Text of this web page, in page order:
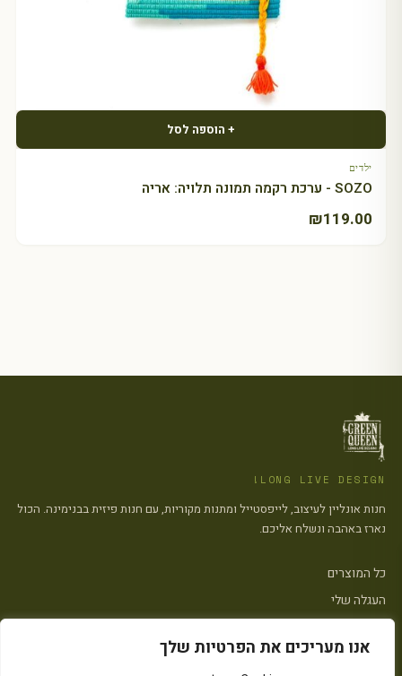
אנו מעריכים את הפרטיות שלך
+ הוספה לסל
ילדים
SOZO - ערכת רקמה תמונה תלויה: אריה
₪119.00
LONG LIVE DESIGN!
חנות אונליין לעיצוב, לייפסטייל ומתנות מקוריות, עם חנות פיזית בבנימינה. הכול
נארז באהבה ונשלח אליכם.
כל המוצרים
העגלה שלי